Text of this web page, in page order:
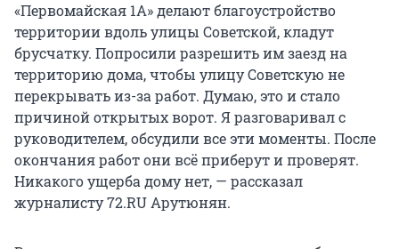
«Первомайская 1А» делают благоустройство
территории вдоль улицы Советской, кладут
брусчатку. Попросили разрешить им заезд на
территорию дома, чтобы улицу Советскую не
перекрывать из-за работ. Думаю, это и стало
причиной открытых ворот. Я разговаривал с
руководителем, обсудили все эти моменты. После
окончания работ они всё приберут и проверят.
Никакого ущерба дому нет, — рассказал
журналисту 72.RU Арутюнян.